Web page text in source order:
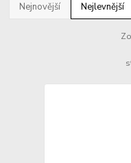
Nejnovější Nejlevnější